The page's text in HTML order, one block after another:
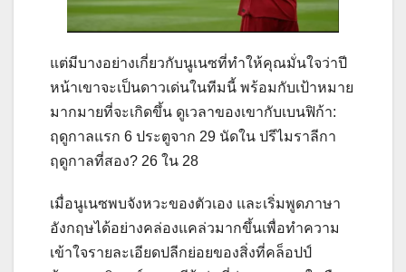
แต่มีบางอย่างเกี่ยวกับนูเนซที่ทำให้คุณมั่นใจว่าปี
หน้าเขาจะเป็นดาวเด่นในทีมนี้ พร้อมกับเป้าหมาย
มากมายที่จะเกิดขึ้น ดูเวลาของเขากับเบนฟิก้า:
ฤดูกาลแรก 6 ประตูจาก 29 นัดใน ปรีไมราลีกา
ฤดูกาลที่สอง? 26 ใน 28
เมื่อนูเนซพบจังหวะของตัวเอง และเริ่มพูดภาษา
อังกฤษได้อย่างคล่องแคล่วมากขึ้นเพื่อทำความ
เข้าใจรายละเอียดปลีกย่อยของสิ่งที่คล็อปป์